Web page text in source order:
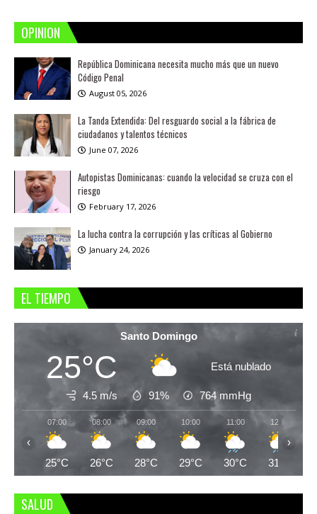
OPINION
República Dominicana necesita mucho más que un nuevo
Código Penal
August 05, 2026
La Tanda Extendida: Del resguardo social a la fábrica de
ciudadanos y talentos técnicos
June 07, 2026
Autopistas Dominicanas: cuando la velocidad se cruza con el
riesgo
February 17, 2026
La lucha contra la corrupción y las críticas al Gobierno
January 24, 2026
EL TIEMPO
Santo Domingo
25°C Está nublado
4.5 m/s 91% 764 mmHg
07:00
25°C
08:00
26°C
09:00
28°C
10:00
29°C
11:00
30°C
12:00
31°C
‹ ›
SALUD